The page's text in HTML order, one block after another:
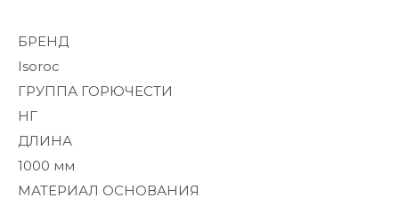
материалы
Благоустройство
и декор
БРЕНД
Isoroc
ГРУППА ГОРЮЧЕСТИ
НГ
ДЛИНА
1000 мм
МАТЕРИАЛ ОСНОВАНИЯ